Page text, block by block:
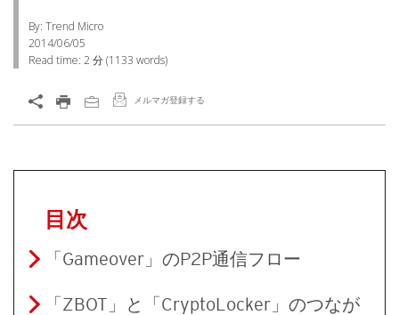
By: Trend Micro
2014/06/05
Read time: 2 分(1133 words)
メルマガ登録する
目次
「Gameover」のP2P通信フロー
「ZBOT」と「CryptoLocker」のつなが